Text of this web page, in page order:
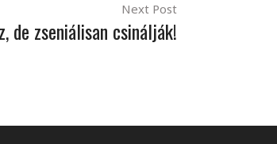
Next Post
de zseniálisan csinálják!